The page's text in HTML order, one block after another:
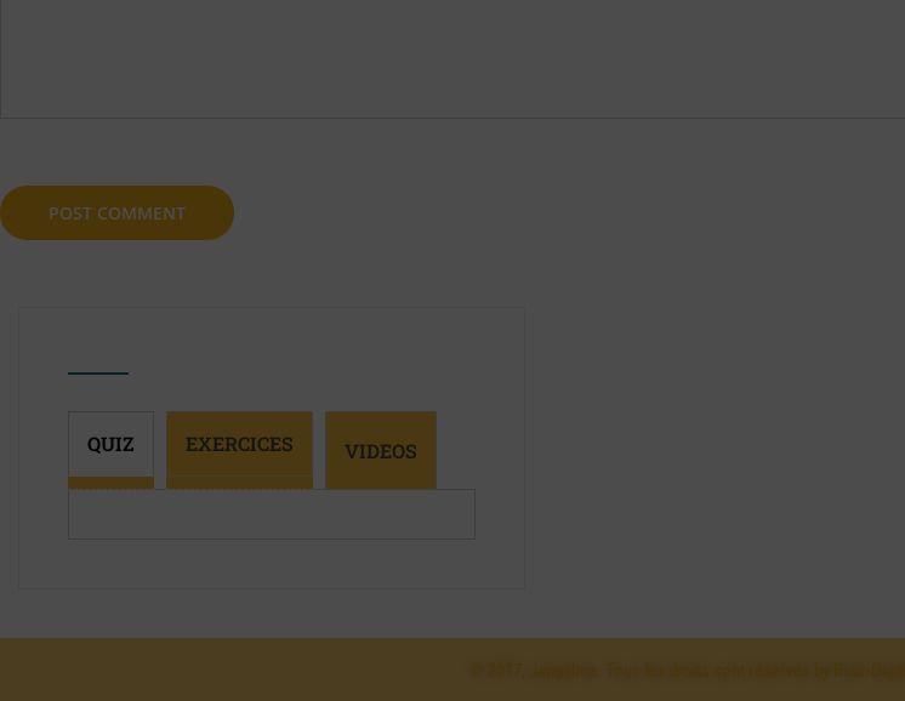
QUIZ EXERCICES VIDEOS
© 2017, Jangalma. Tous les droits sont réservés by Buur-Digital